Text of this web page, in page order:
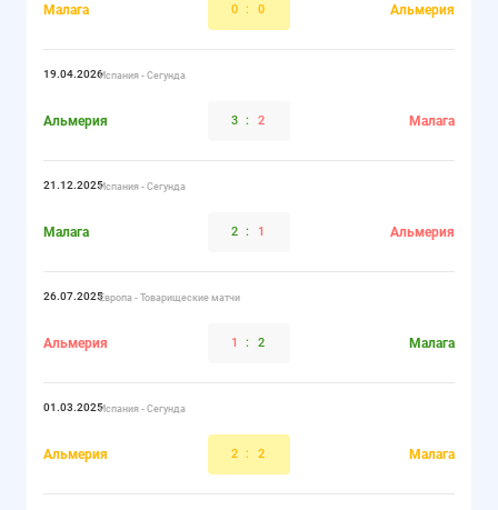
Малага 0 : 0 Альмерия
19.04.2026Испания - Сегунда
Альмерия 3 : 2 Малага
21.12.2025Испания - Сегунда
Малага 2 : 1 Альмерия
26.07.2025Европа - Товарищеские матчи
Альмерия 1 : 2 Малага
01.03.2025Испания - Сегунда
Альмерия 2 : 2 Малага